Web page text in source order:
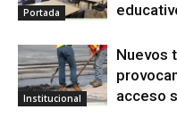
Portada
Institucional
Nuevos
acceso